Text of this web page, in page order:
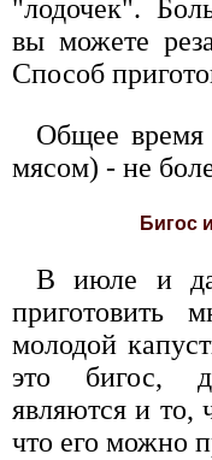
"лодочек".
вы можете
Способ
Общее время
мясом) - не
Бигос
В июле и
приготовить
молодой
это бигос,
являются и то,
что его можно